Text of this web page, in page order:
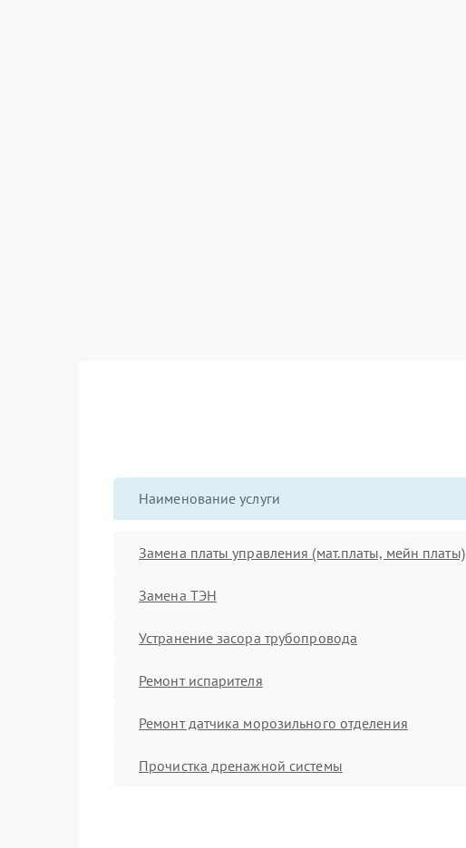
Наименование услуги
Замена платы управления (мат.платы, мейн платы)
Замена ТЭН
Устранение засора трубопровода
Ремонт испарителя
Ремонт датчика морозильного отделения
Прочистка дренажной системы